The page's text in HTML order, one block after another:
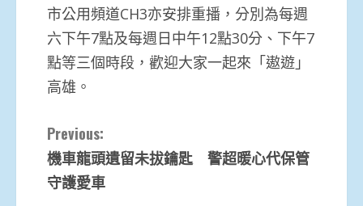
市公用頻道CH3亦安排重播，分別為每週
六下午7點及每週日中午12點30分、下午7
點等三個時段，歡迎大家一起來「遨遊」
高雄。
Continue
Reading
Previous:
機車龍頭遺留未拔鑰匙 警超暖心代保管
守護愛車